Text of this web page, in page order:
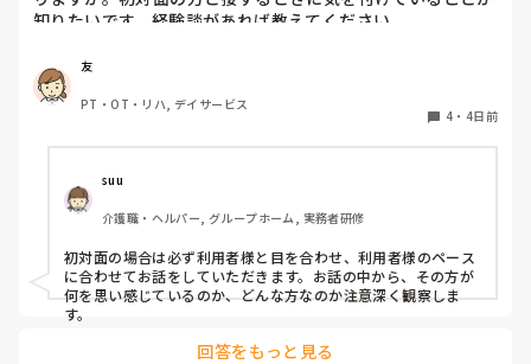
知りたいです。経験談があれば教えてください。
友
PT・OT・リハ, デイサービス
4 ・ 4日前
suu
介護職・ヘルパー, グループホーム, 実務者研修
初対面の場合は必ず利用者様と目を合わせ、利用者様のペース
に合わせてお話をしていただきます。お話の中から、その方が
何を思い感じているのか、どんな方なのか注意深く観察しま
す。
回答をもっと見る